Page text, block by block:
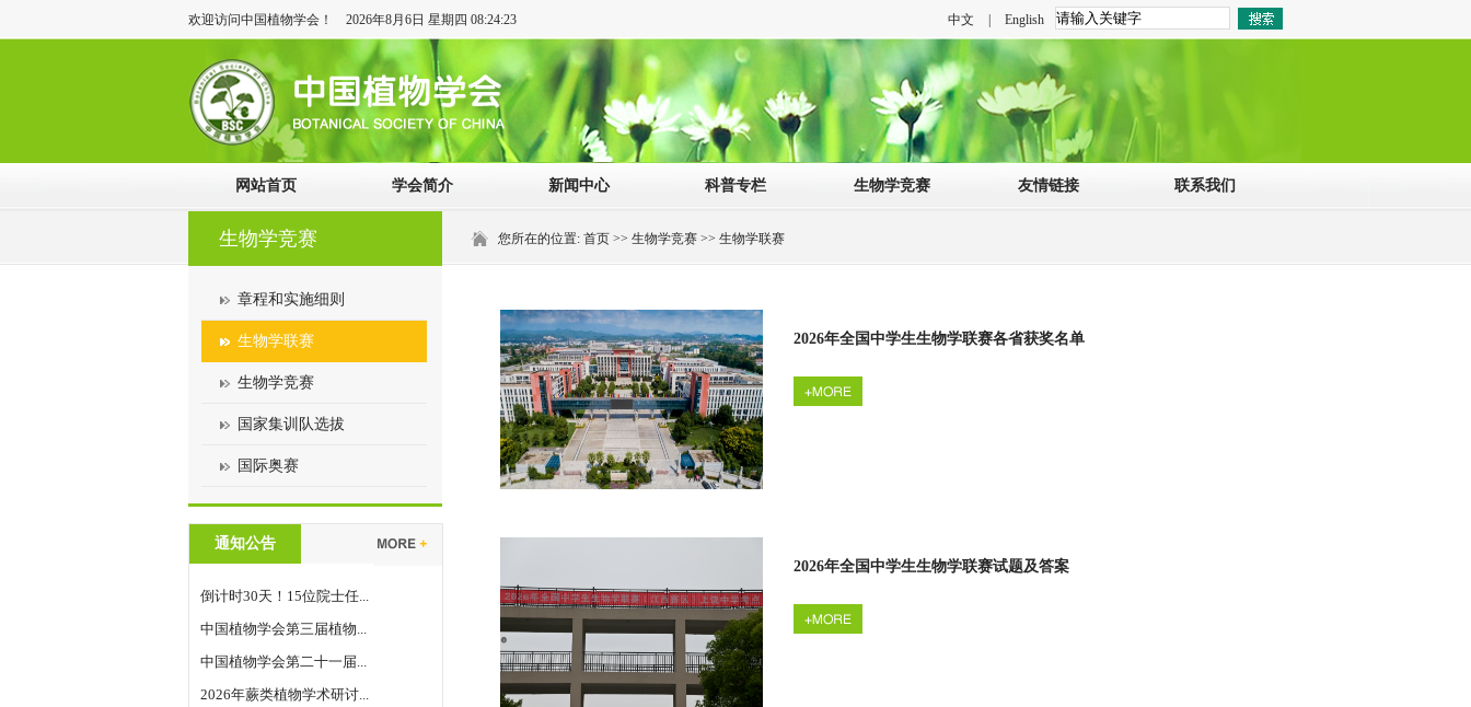
欢迎访问中国植物学会！ 2026年8月6日 星期四 08:24:24 中文 English
网站首页 学会简介 新闻中心 科普专栏 生物学竞赛 友情链接 联系我们
您所在的位置: 首页 >> 生物学竞赛 >> 生物学联赛
生物学竞赛
章程和实施细则
生物学联赛
生物学竞赛
国家集训队选拔
国际奥赛
通知公告
倒计时30天！15位院士任...
中国植物学会第三届植物...
中国植物学会第二十一届...
2026年蕨类植物学术研讨...
2026年全国中学生生物学联赛各省获奖名单
2026年全国中学生生物学联赛试题及答案